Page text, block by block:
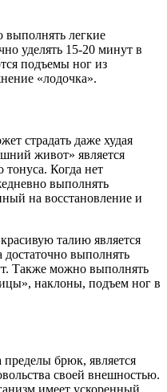
выполнять легкие
уделять 15-20 минут в
подъемы ног из
«лодочка».
страдать даже худая
живот» является
Когда нет
выполнять
на восстановление и
талию является
достаточно выполнять
Также можно выполнять
наклоны, подъем ног в
брюк, является
своей внешностью.
имеет ускоренный